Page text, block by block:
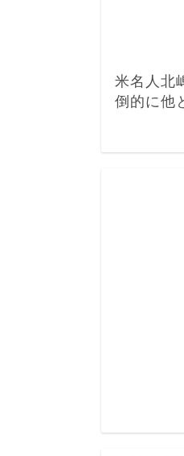
米名人北
倒的に他